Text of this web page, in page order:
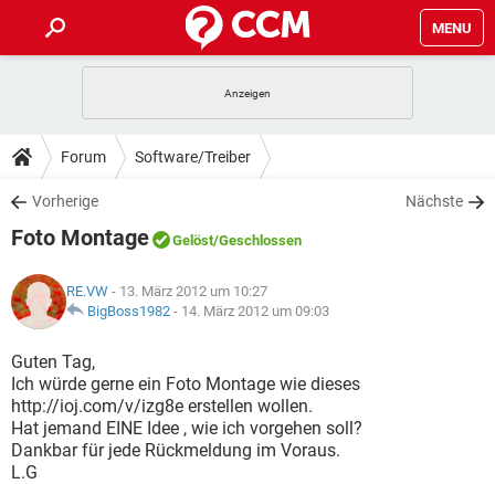
MENU
ANDROID IOS
WINDOWS 10
WHATSAPP TIKTOK
FACEBOOK
TIPPS & TRICKS
SPIELE
WHATSAPP TIKTOK
FACEBOOK
DOWNLOADS
SPIELE STREAMING
ANDROID
WINDOWS 10 INSTAGRAM
WHATSAPP
FACEBOOK HARDWARE
SPIELE STREAMING
ANDROID
WINDOWS 10
WHATSAPP TIKTOK
FACEBOOK HARDWARE
LEXIKON
SPIELE
ANDROID IOS
WINDOWS 10 INSTAGRAM
WHATSAPP
Forum Software/Treiber
Vorherige Nächste
Foto Montage Gelöst/Geschlossen
RE.VW - 13. März 2012 um 10:27
BigBoss1982 - 14. März 2012 um 09:03
Guten Tag,
Ich würde gerne ein Foto Montage wie dieses
http://ioj.com/v/izg8e erstellen wollen.
Hat jemand EINE Idee , wie ich vorgehen soll?
Dankbar für jede Rückmeldung im Voraus.
L.G